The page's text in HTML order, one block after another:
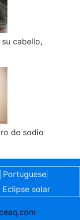
cabello,
de sodio
Portuguese|
Eclipse solar